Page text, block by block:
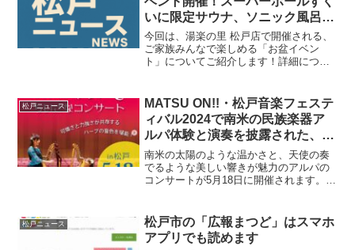
いに限定サウナ、ソニック風呂
も！
今回は、湯楽の里 松戸店で開催される、
ご家族みんなで楽しめる「お盆イベン
ト」についてご紹介します！詳細につい
認ください。イベント開催概要今年の湯
楽の里 松戸店...
松戸ニュース
MATSU ON!!・松戸音楽フェステ
ィバル2024で南米の民族楽器ア
ルパ体験と演奏を披露された、か
ねこあやさんが5月18日に松戸で
コンサートを開きます
南米の太陽のような温かさと、天使の奏
でるような美しい響きが魅力のアルパの
コンサートが5月18日に開催されます。
日程2025年5月18日(日)♪時間1...
松戸ニュース
松戸市の「広報まつど」はスマホ
アプリでも読めます